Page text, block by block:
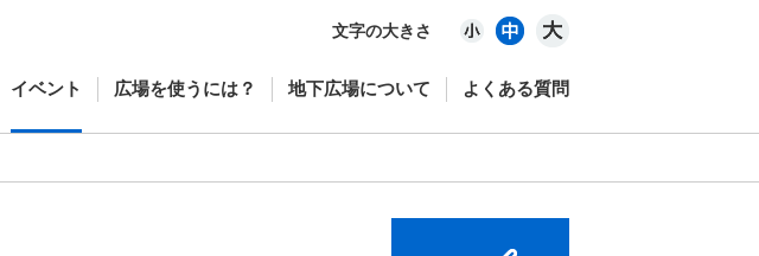
文字の大きさ
イベント 広場を使うには？ 地下広場について よくある質問